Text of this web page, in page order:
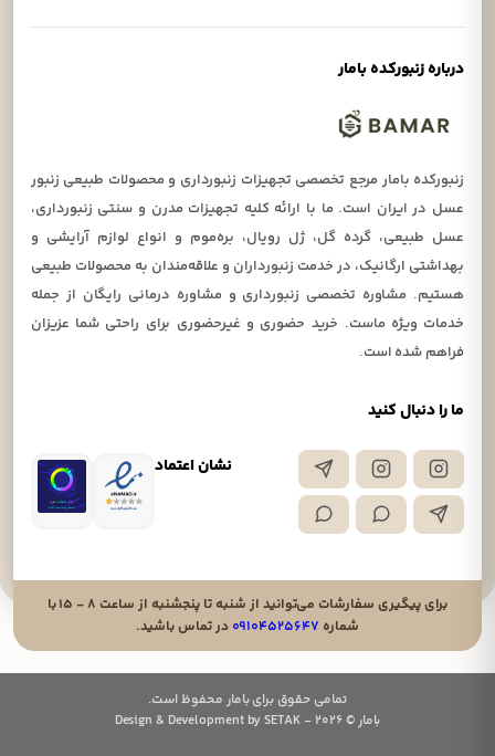
ما را دنبال کنید
نشان اعتماد
درباره زنبورکده بامار
زنبورکده بامار مرجع تخصصی تجهیزات زنبورداری و محصولات طبیعی زنبور
عسل در ایران است. ما با ارائه کلیه تجهیزات مدرن و سنتی زنبورداری،
عسل طبیعی، گرده گل، ژل رویال، بره‌موم و انواع لوازم آرایشی و
بهداشتی ارگانیک، در خدمت زنبورداران و علاقه‌مندان به محصولات طبیعی
هستیم. مشاوره تخصصی زنبورداری و مشاوره درمانی رایگان از جمله
خدمات ویژه ماست. خرید حضوری و غیرحضوری برای راحتی شما عزیزان
فراهم شده است.
برای پیگیری سفارشات می‌توانید از شنبه تا پنجشنبه از ساعت ۸ - ۱۵ با
شماره ۰۹۱۰۴۵۲۵۶۴۷در تماس باشید.
تمامی حقوق برای بامار محفوظ است.
بامار © 2026 - Design & Development by SETAK